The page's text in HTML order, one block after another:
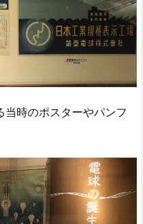
時のポスターやパンフ